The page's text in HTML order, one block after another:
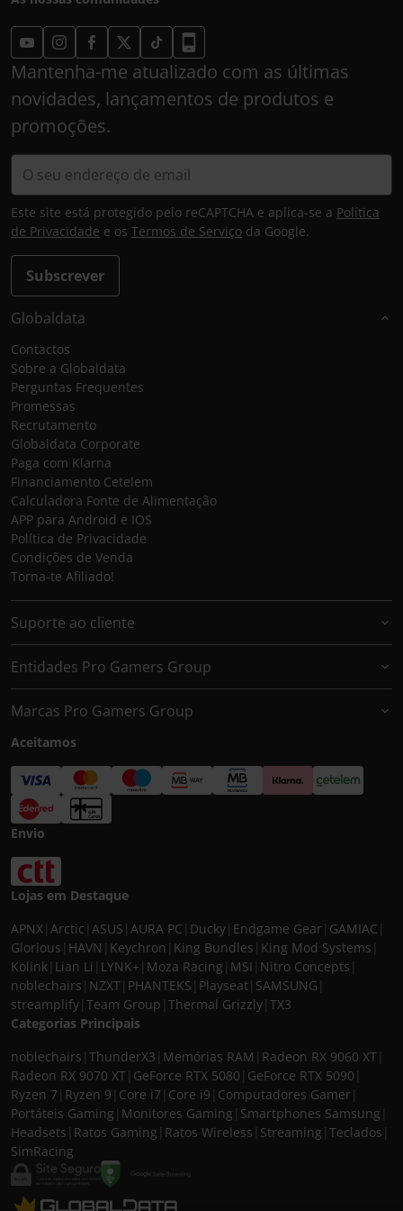
Mantenha-me atualizado com as últimas
novidades, lançamentos de produtos e
promoções.
Subscrever
Este site está protegido pelo reCAPTCHA e aplica-se a Política
de Privacidade e os Termos de Serviço da Google.
Globaldata
Contactos
Sobre a Globaldata
Perguntas Frequentes
Promessas
Recrutamento
Globaldata Corporate
Paga com Klarna
Financiamento Cetelem
Calculadora Fonte de Alimentação
APP para Android e IOS
Política de Privacidade
Condições de Venda
Torna-te Afiliado!
Suporte ao cliente
Entidades Pro Gamers Group
Marcas Pro Gamers Group
Aceitamos
Envio
Lojas em Destaque
APNX Arctic ASUS AURA PC Ducky Endgame Gear GAMIAC
Glorious HAVN Keychron King Bundles King Mod Systems
Kolink Lian Li LYNK+ Moza Racing MSI Nitro Concepts
noblechairs NZXT PHANTEKS Playseat SAMSUNG
streamplify Team Group Thermal Grizzly TX3
Categorias Principais
noblechairs ThunderX3 Memórias RAM Radeon RX 9060 XT
Radeon RX 9070 XT GeForce RTX 5080 GeForce RTX 5090
Ryzen 7 Ryzen 9 Core i7 Core i9 Computadores Gamer
Portáteis Gaming Monitores Gaming Smartphones Samsung
Headsets Ratos Gaming Ratos Wireless Streaming Teclados
SimRacing